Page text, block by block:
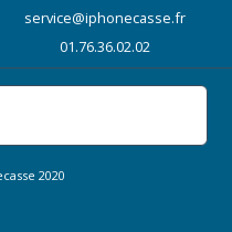
service@iphonecasse.fr
01.76.36.02.02
2020